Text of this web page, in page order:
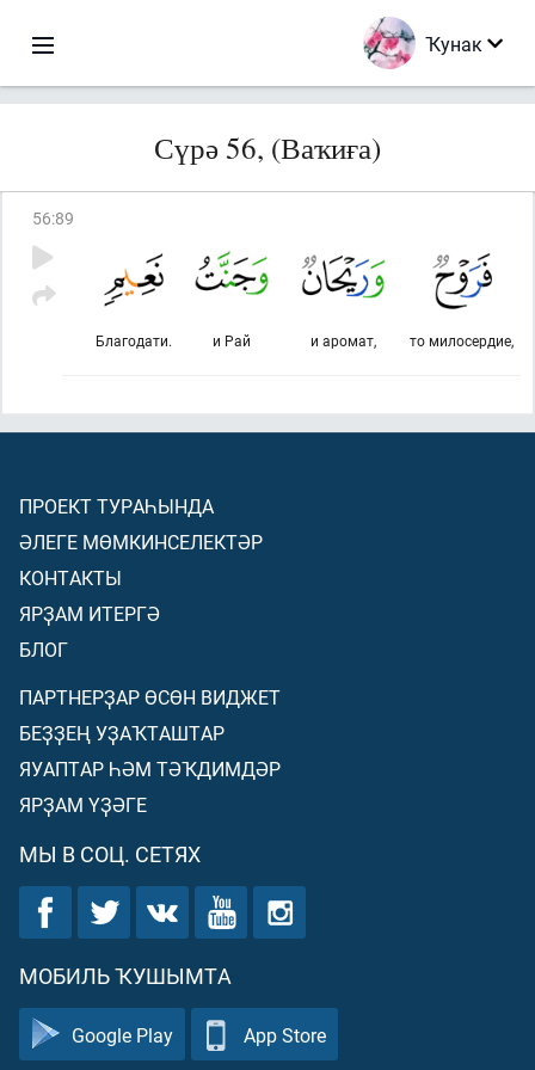
Ҡунак
Сүрә 56, (Ваҡиға)
56:89
то милосердие,
и аромат,
и Рай
Благодати.
ПРОЕКТ ТУРАҺЫНДА
ӘЛЕГЕ МӨМКИНСЕЛЕКТӘР
КОНТАКТЫ
ЯРҘАМ ИТЕРГӘ
БЛОГ
ПАРТНЕРҘАР ӨСӨН ВИДЖЕТ
БЕҘҘЕҢ УҘАҠТАШТАР
ЯУАПТАР ҺӘМ ТӘҠДИМДӘР
ЯРҘАМ ҮҘӘГЕ
МЫ В СОЦ. СЕТЯХ
МОБИЛЬ ҠУШЫМТА
Google Play App Store